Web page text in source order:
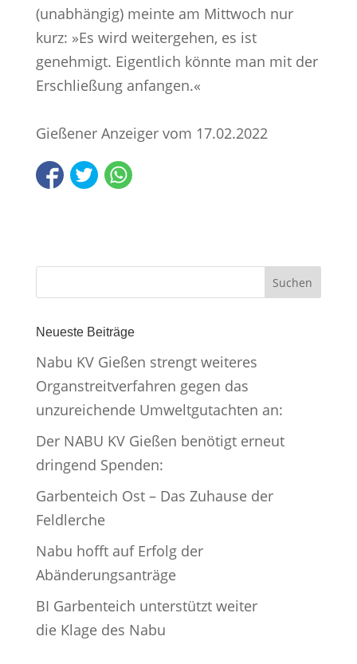
(unabhängig) meinte am Mittwoch nur
kurz: »Es wird weitergehen, es ist
genehmigt. Eigentlich könnte man mit der
Erschließung anfangen.«
Gießener Anzeiger vom 17.02.2022
Neueste Beiträge
Nabu KV Gießen strengt weiteres
Organstreitverfahren gegen das
unzureichende Umweltgutachten an:
Der NABU KV Gießen benötigt erneut
dringend Spenden:
Garbenteich Ost – Das Zuhause der
Feldlerche
Nabu hofft auf Erfolg der
Abänderungsanträge
BI Garbenteich unterstützt weiter
die Klage des Nabu